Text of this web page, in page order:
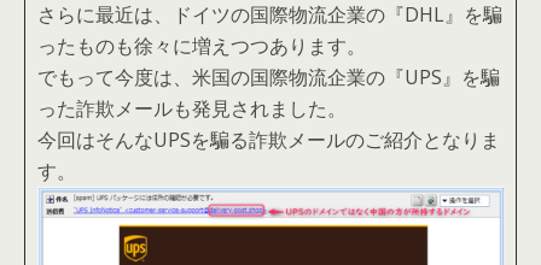
さらに最近は、ドイツの国際物流企業の『DHL』を騙
ったものも徐々に増えつつあります。
でもって今度は、米国の国際物流企業の『UPS』を騙
った詐欺メールも発見されました。
今回はそんなUPSを騙る詐欺メールのご紹介となりま
す。